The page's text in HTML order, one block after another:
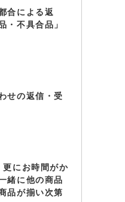
合による返
・不具合品」
せの返信・受
更にお時間がか
緒に他の商品
品が揃い次第